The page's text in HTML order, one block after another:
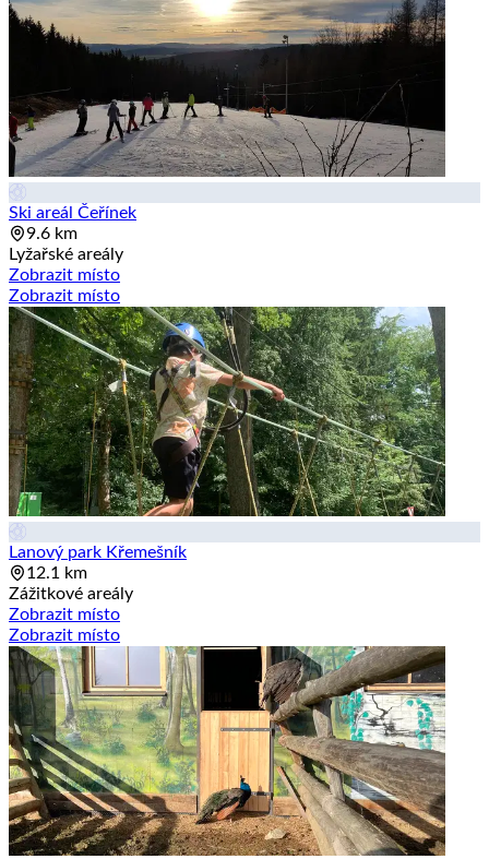
Ski areál Čeřínek
9.6 km
Lyžařské areály
Zobrazit místo
Zobrazit místo
Lanový park Křemešník
12.1 km
Zážitkové areály
Zobrazit místo
Zobrazit místo